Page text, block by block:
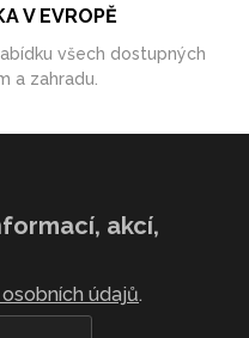
V EVROPĚ
všech dostupných
a zahradu.
akcí,
údajů.